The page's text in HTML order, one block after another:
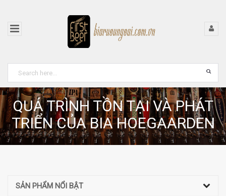
QUÁ TRÌNH TỒN TẠI VÀ PHÁT
TRIỂN CỦA BIA HOEGAARDEN
SẢN PHẨM NỔI BẬT